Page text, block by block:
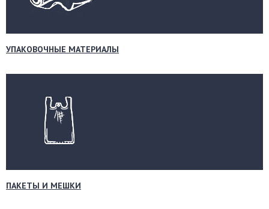
УПАКОВОЧНЫЕ МАТЕРИАЛЫ
ПАКЕТЫ И МЕШКИ